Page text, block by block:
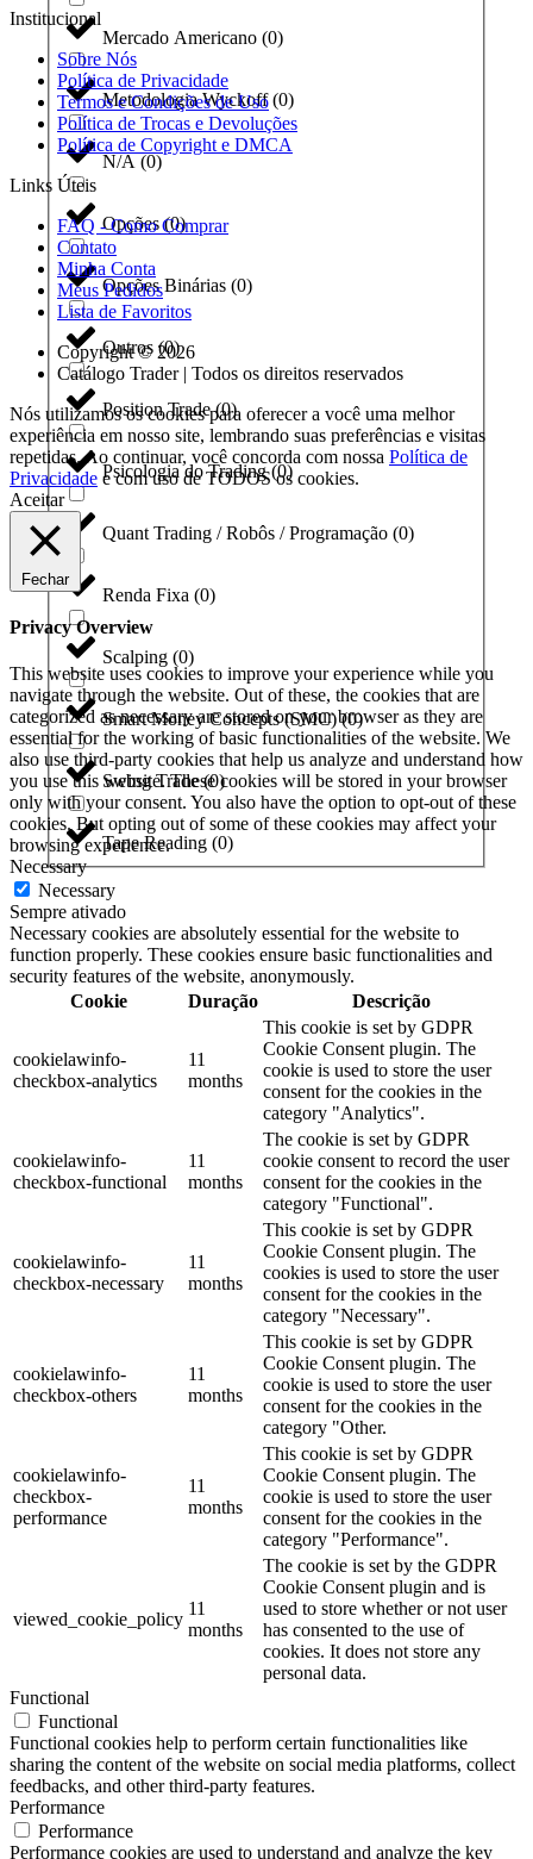
Mercado Americano (0)
Metodologia Wyckoff(0)
N/A (0)
Opções(0)
Opções Binárias (0)
Outros (0)
Position Trade(0)
Psicologia do Trading(0)
Quant Trading / Robôs / Programação (0)
Renda Fixa (0)
Scalping (0)
Smart Money Concepts (SMC)(0)
Swing Trade(0)
Tape Reading (0)
Institucional
Sobre Nós
Política de Privacidade
Termos e Condições de Uso
Política de Trocas e Devoluções
Política de Copyright e DMCA
Links Úteis
FAQ - Como Comprar
Contato
Minha Conta
Meus Pedidos
Lista de Favoritos
Copyright © 2026
Catálogo Trader | Todos os direitos reservados
Nós utilizamos os cookies para oferecer a você uma melhor
experiência em nosso site, lembrando suas preferências e visitas
repetidas. Ao continuar, você concorda com nossa Política de
Privacidade e com uso de TODOS os cookies.
Aceitar
Fechar
Privacy Overview
This website uses cookies to improve your experience while you
navigate through the website. Out of these, the cookies that are
categorized as necessary are stored on your browser as they are
essential for the working of basic functionalities of the website. We
also use third-party cookies that help us analyze and understand how
you use this website. These cookies will be stored in your browser
only with your consent. You also have the option to opt-out of these
cookies. But opting out of some of these cookies may affect your
browsing experience.
Necessary
Necessary
Sempre ativado
Necessary cookies are absolutely essential for the website to
function properly. These cookies ensure basic functionalities and
security features of the website, anonymously.
Cookie
Duração Descrição
cookielawinfo-
checkbox-analytics
11
months
This cookie is set by GDPR
Cookie Consent plugin. The
cookie is used to store the user
consent for the cookies in the
category "Analytics".
cookielawinfo-
checkbox-functional
11
months
The cookie is set by GDPR
cookie consent to record the user
consent for the cookies in the
category "Functional".
cookielawinfo-
checkbox-necessary
11
months
This cookie is set by GDPR
Cookie Consent plugin. The
cookies is used to store the user
consent for the cookies in the
category "Necessary".
cookielawinfo-
checkbox-others
11
months
This cookie is set by GDPR
Cookie Consent plugin. The
cookie is used to store the user
consent for the cookies in the
category "Other.
cookielawinfo-
checkbox-
performance
11
months
This cookie is set by GDPR
Cookie Consent plugin. The
cookie is used to store the user
consent for the cookies in the
category "Performance".
viewed_cookie_policy
11
months
The cookie is set by the GDPR
Cookie Consent plugin and is
used to store whether or not user
has consented to the use of
cookies. It does not store any
personal data.
Functional
Functional
Functional cookies help to perform certain functionalities like
sharing the content of the website on social media platforms, collect
feedbacks, and other third-party features.
Performance
Performance
Performance cookies are used to understand and analyze the key